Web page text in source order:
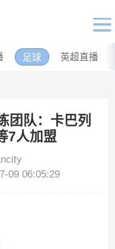
足球 英超直播
团队：卡巴列
7人加盟
09 06:05:29